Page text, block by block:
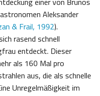
Aleksander
& Frail, 1992).
rasend schnell
entdeckt. Dieser
als 160 Mal pro
aus, die als schnelle
Unregelmäßigkeit im